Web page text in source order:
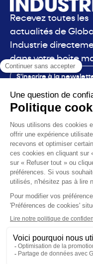
Recevez toutes les
actualités de
Industrie
dans votre boite
S'inscrire à la
Contact
Le salon
La voix
Les solutions
L'actualité
© 2026 Global